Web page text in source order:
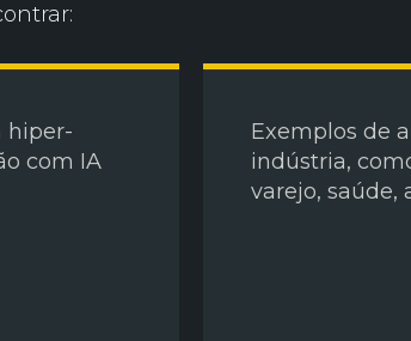
hiper-
com IA
Exemplos de
indústria,
varejo, saúde,